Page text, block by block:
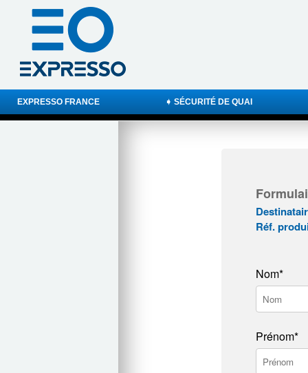
EXPRESSO FRANCE ➧ SÉCURITÉ DE QUAI
Réf.
Nom*
Prénom*